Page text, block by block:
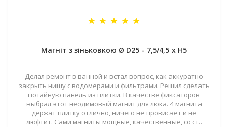
Магніт з зіньковкою Ø D25 - 7,5/4,5 х H5
Делал ремонт в ванной и встал вопрос, как аккуратно
закрыть нишу с водомерами и фильтрами. Решил сделать
потайную панель из плитки. В качестве фиксаторов
выбрал этот неодимовый магнит для люка. 4 магнита
держат плитку отлично, ничего не провисает и не
люфтит. Сами магниты мощные, качественные, со ст..